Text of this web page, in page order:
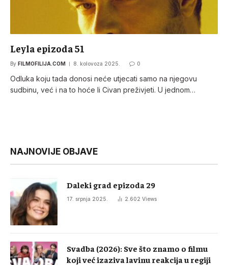
Leyla epizoda 51
By FILMOFILIJA.COM 8. kolovoza 2025. 0
Odluka koju tada donosi neće utjecati samo na njegovu
sudbinu, već i na to hoće li Civan preživjeti. U jednom…
NAJNOVIJE OBJAVE
Daleki grad epizoda 29
17. srpnja 2025. 2.602 Views
Svadba (2026): Sve što znamo o filmu
koji već izaziva lavinu reakcija u regiji